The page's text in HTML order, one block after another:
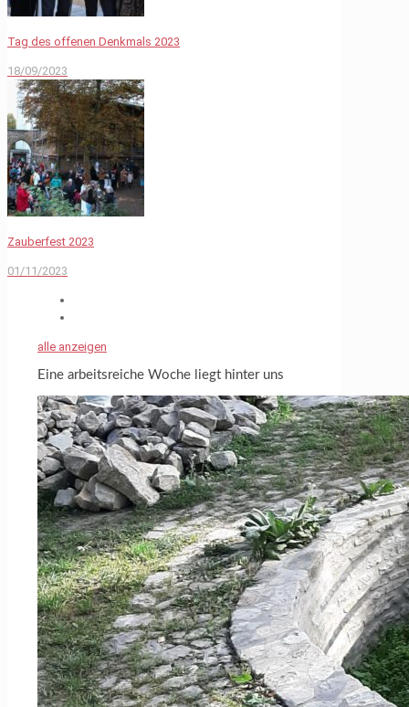
Tag des offenen Denkmals 2023
18/09/2023
Zauberfest 2023
01/11/2023
alle anzeigen
Eine arbeitsreiche Woche liegt hinter uns